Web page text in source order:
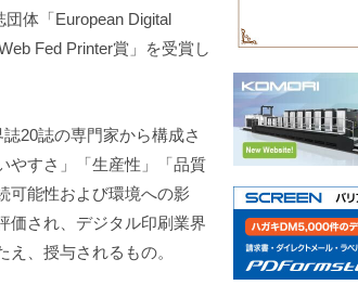
体「European Digital
Fed Printer賞」を受賞し
20誌の専門家から構成さ
やすさ」「生産性」「品質
可能性および環境への影
価され、デジタル印刷業界
、授与されるもの。